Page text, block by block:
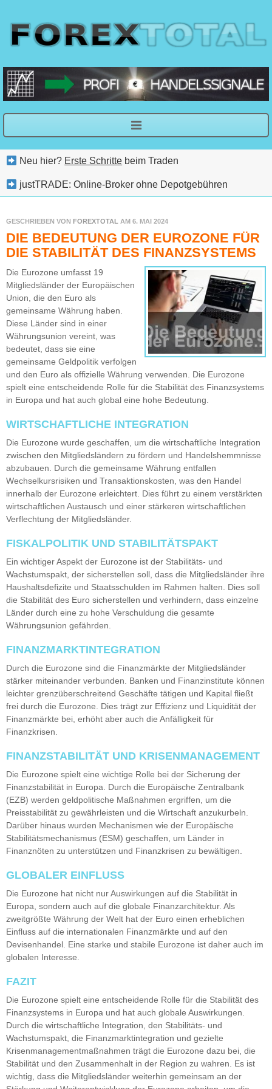
Neu hier? Erste Schritte beim Traden
justTRADE: Online-Broker ohne Depotgebühren
GESCHRIEBEN VON FOREXTOTAL AM 6. MAI 2024
DIE BEDEUTUNG DER EUROZONE FÜR
DIE STABILITÄT DES FINANZSYSTEMS
Die Eurozone umfasst 19
Mitgliedsländer der Europäischen
Union, die den Euro als
gemeinsame Währung haben.
Diese Länder sind in einer
Währungsunion vereint, was
bedeutet, dass sie eine
gemeinsame Geldpolitik verfolgen
und den Euro als offizielle Währung verwenden. Die Eurozone
spielt eine entscheidende Rolle für die Stabilität des Finanzsystems
in Europa und hat auch global eine hohe Bedeutung.
WIRTSCHAFTLICHE INTEGRATION
Die Eurozone wurde geschaffen, um die wirtschaftliche Integration
zwischen den Mitgliedsländern zu fördern und Handelshemmnisse
abzubauen. Durch die gemeinsame Währung entfallen
Wechselkursrisiken und Transaktionskosten, was den Handel
innerhalb der Eurozone erleichtert. Dies führt zu einem verstärkten
wirtschaftlichen Austausch und einer stärkeren wirtschaftlichen
Verflechtung der Mitgliedsländer.
FISKALPOLITIK UND STABILITÄTSPAKT
Ein wichtiger Aspekt der Eurozone ist der Stabilitäts- und
Wachstumspakt, der sicherstellen soll, dass die Mitgliedsländer ihre
Haushaltsdefizite und Staatsschulden im Rahmen halten. Dies soll
die Stabilität des Euro sicherstellen und verhindern, dass einzelne
Länder durch eine zu hohe Verschuldung die gesamte
Währungsunion gefährden.
FINANZMARKTINTEGRATION
Durch die Eurozone sind die Finanzmärkte der Mitgliedsländer
stärker miteinander verbunden. Banken und Finanzinstitute können
leichter grenzüberschreitend Geschäfte tätigen und Kapital fließt
frei durch die Eurozone. Dies trägt zur Effizienz und Liquidität der
Finanzmärkte bei, erhöht aber auch die Anfälligkeit für
Finanzkrisen.
FINANZSTABILITÄT UND KRISENMANAGEMENT
Die Eurozone spielt eine wichtige Rolle bei der Sicherung der
Finanzstabilität in Europa. Durch die Europäische Zentralbank
(EZB) werden geldpolitische Maßnahmen ergriffen, um die
Preisstabilität zu gewährleisten und die Wirtschaft anzukurbeln.
Darüber hinaus wurden Mechanismen wie der Europäische
Stabilitätsmechanismus (ESM) geschaffen, um Länder in
Finanznöten zu unterstützen und Finanzkrisen zu bewältigen.
GLOBALER EINFLUSS
Die Eurozone hat nicht nur Auswirkungen auf die Stabilität in
Europa, sondern auch auf die globale Finanzarchitektur. Als
zweitgrößte Währung der Welt hat der Euro einen erheblichen
Einfluss auf die internationalen Finanzmärkte und auf den
Devisenhandel. Eine starke und stabile Eurozone ist daher auch im
globalen Interesse.
FAZIT
Die Eurozone spielt eine entscheidende Rolle für die Stabilität des
Finanzsystems in Europa und hat auch globale Auswirkungen.
Durch die wirtschaftliche Integration, den Stabilitäts- und
Wachstumspakt, die Finanzmarktintegration und gezielte
Krisenmanagementmaßnahmen trägt die Eurozone dazu bei, die
Stabilität und den Zusammenhalt in der Region zu wahren. Es ist
wichtig, dass die Mitgliedsländer weiterhin gemeinsam an der